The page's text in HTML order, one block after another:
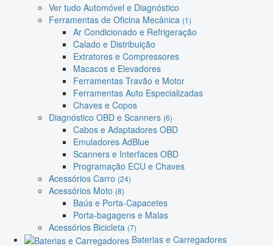
Ver tudo Automóvel e Diagnóstico
Ferramentas de Oficina Mecânica (1)
Ar Condicionado e Refrigeração
Calado e Distribuição
Extratores e Compressores
Macacos e Elevadores
Ferramentas Travão e Motor
Ferramentas Auto Especializadas
Chaves e Copos
Diagnóstico OBD e Scanners (6)
Cabos e Adaptadores OBD
Emuladores AdBlue
Scanners e Interfaces OBD
Programação ECU e Chaves
Acessórios Carro (24)
Acessórios Moto (8)
Baús e Porta-Capacetes
Porta-bagagens e Malas
Acessórios Bicicleta (7)
Baterias e Carregadores